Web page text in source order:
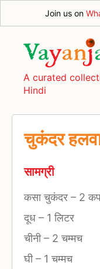
Join us on
A curated
Hindi
चुकंदर
सामग्री
कसा चुकंदर – 2
दूध – 1 लिटर
चीनी– 2 चम्मच
घी– 1 चम्मच